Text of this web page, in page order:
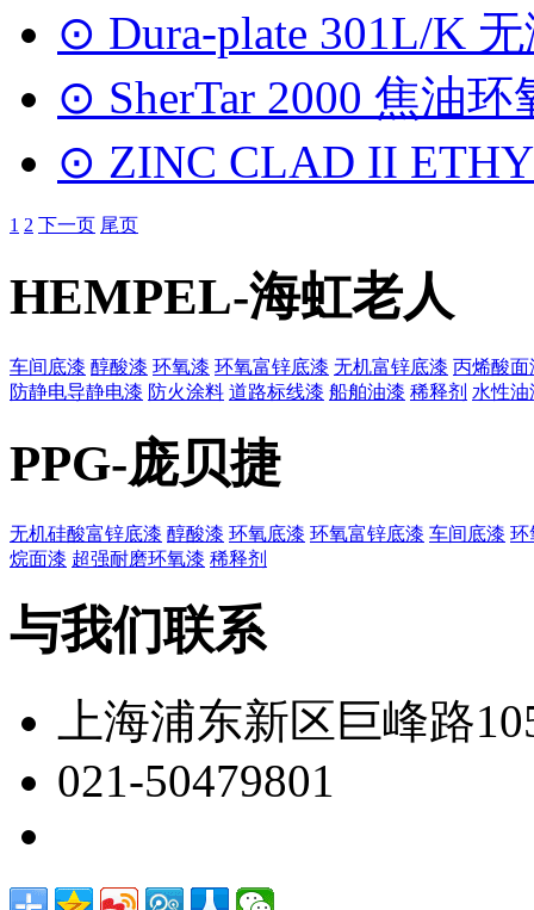
⊙ Dura-plate 301L/K
⊙ SherTar 2000 焦油环
⊙ ZINC CLAD II
1 2 下一页 尾页
HEMPEL-海虹老人
车间底漆 醇酸漆 环氧漆 环氧富锌底漆 无机富锌底漆 丙烯酸面
防静电导静电漆 防火涂料 道路标线漆 船舶油漆 稀释剂 水性油
PPG-庞贝捷
无机硅酸富锌底漆 醇酸漆 环氧底漆 环氧富锌底漆 车间底漆 环
烷面漆 超强耐磨环氧漆 稀释剂
与我们联系
上海浦东新区巨峰路
021-50479801